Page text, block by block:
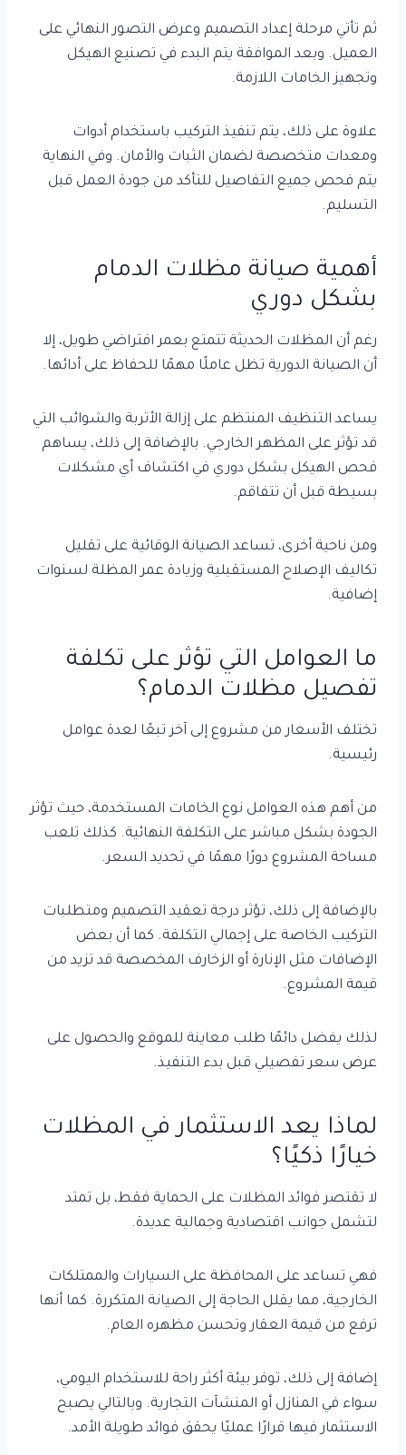
ثم تأتي مرحلة إعداد التصميم وعرض التصور النهائي على
العميل. وبعد الموافقة يتم البدء في تصنيع الهيكل
وتجهيز الخامات اللازمة.
علاوة على ذلك، يتم تنفيذ التركيب باستخدام أدوات
ومعدات متخصصة لضمان الثبات والأمان. وفي النهاية
يتم فحص جميع التفاصيل للتأكد من جودة العمل قبل
التسليم.
أهمية صيانة مظلات الدمام
بشكل دوري
رغم أن المظلات الحديثة تتمتع بعمر افتراضي طويل، إلا
أن الصيانة الدورية تظل عاملًا مهمًا للحفاظ على أدائها.
يساعد التنظيف المنتظم على إزالة الأتربة والشوائب التي
قد تؤثر على المظهر الخارجي. بالإضافة إلى ذلك، يساهم
فحص الهيكل بشكل دوري في اكتشاف أي مشكلات
بسيطة قبل أن تتفاقم.
ومن ناحية أخرى، تساعد الصيانة الوقائية على تقليل
تكاليف الإصلاح المستقبلية وزيادة عمر المظلة لسنوات
إضافية.
ما العوامل التي تؤثر على تكلفة
تفصيل مظلات الدمام؟
تختلف الأسعار من مشروع إلى آخر تبعًا لعدة عوامل
رئيسية.
من أهم هذه العوامل نوع الخامات المستخدمة، حيث تؤثر
الجودة بشكل مباشر على التكلفة النهائية. كذلك تلعب
مساحة المشروع دورًا مهمًا في تحديد السعر.
بالإضافة إلى ذلك، تؤثر درجة تعقيد التصميم ومتطلبات
التركيب الخاصة على إجمالي التكلفة. كما أن بعض
الإضافات مثل الإنارة أو الزخارف المخصصة قد تزيد من
قيمة المشروع.
لذلك يفضل دائمًا طلب معاينة للموقع والحصول على
عرض سعر تفصيلي قبل بدء التنفيذ.
لماذا يعد الاستثمار في المظلات
خيارًا ذكيًا؟
لا تقتصر فوائد المظلات على الحماية فقط، بل تمتد
لتشمل جوانب اقتصادية وجمالية عديدة.
فهي تساعد على المحافظة على السيارات والممتلكات
الخارجية، مما يقلل الحاجة إلى الصيانة المتكررة. كما أنها
ترفع من قيمة العقار وتحسن مظهره العام.
إضافة إلى ذلك، توفر بيئة أكثر راحة للاستخدام اليومي،
سواء في المنازل أو المنشآت التجارية. وبالتالي يصبح
الاستثمار فيها قرارًا عمليًا يحقق فوائد طويلة الأمد.